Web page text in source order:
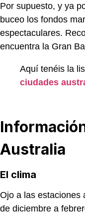
Por supuesto, y ya
buceo los fondos
espectaculares.
encuentra la Gran
Aquí tenéis la
ciudades
Australia
El clima
Ojo a las estaciones
de diciembre a